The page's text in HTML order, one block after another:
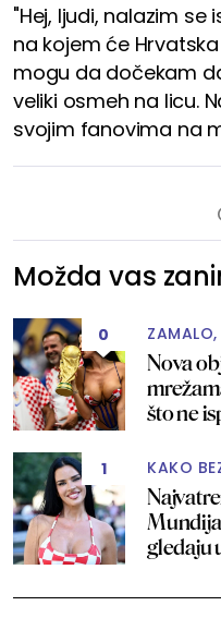
"Hej, ljudi, nalazim
na kojem će
mogu da dočekam
veliki osmeh na licu.
svojim fanovima na
Možda vas
0
Nova
što ne
1 KAKO
gledaju